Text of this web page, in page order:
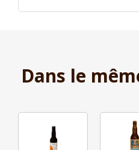
Dans le